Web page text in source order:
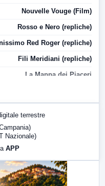
Nouvelle Vouge (Film)
Rosso e Nero (repliche)
Red Roger (repliche)
Fili Meridiani (repliche)
La Mappa dei Piaceri
LabNews (replica)
terrestre
Nazionale)
APP